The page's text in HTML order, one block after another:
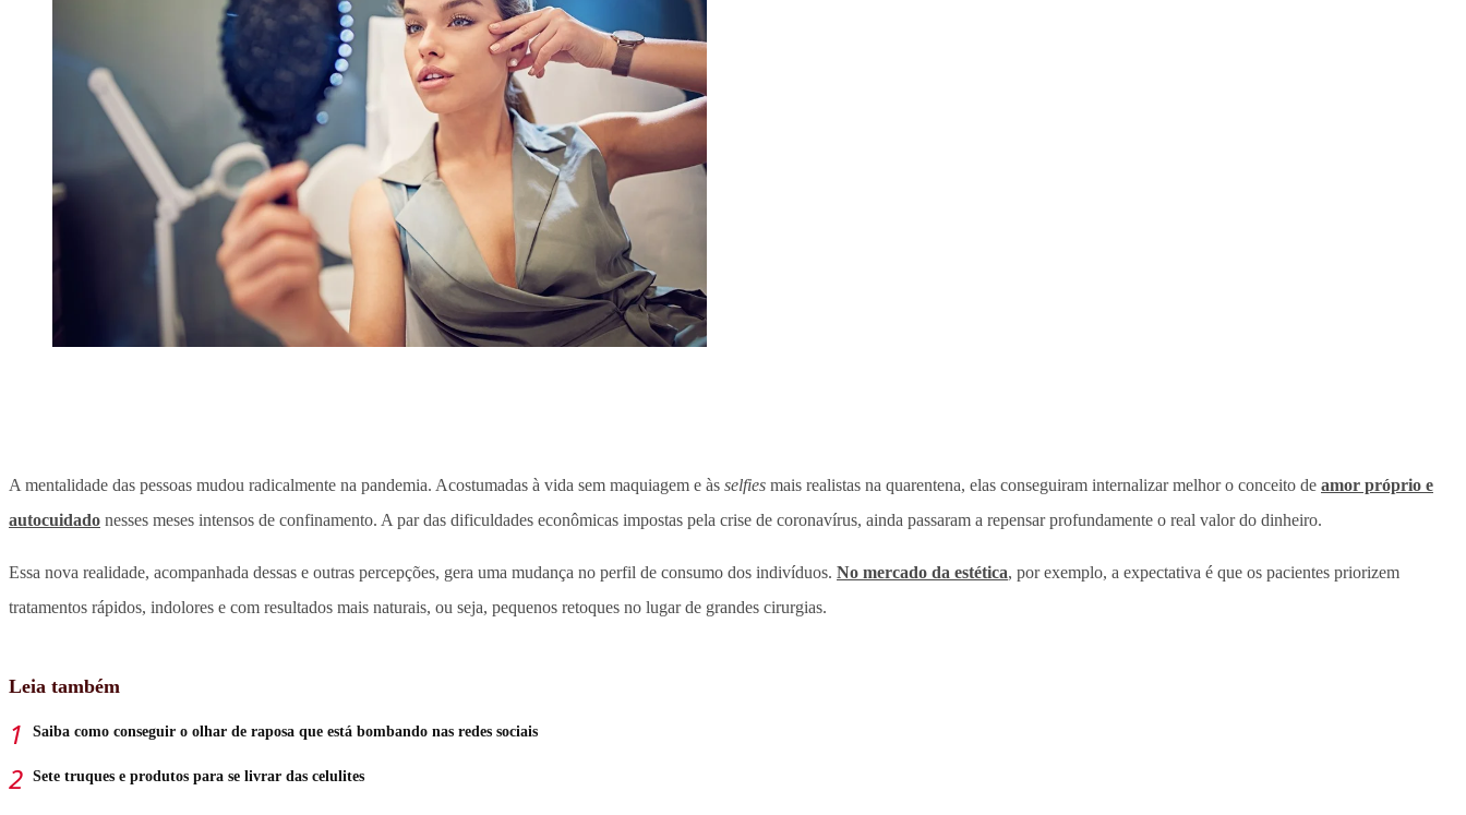
A mentalidade das pessoas mudou radicalmente na pandemia. Acostumadas à vida sem maquiagem e às selfies mais realistas na quarentena, elas conseguiram internalizar melhor o conceito de amor próprio e
autocuidado nesses meses intensos de confinamento. A par das dificuldades econômicas impostas pela crise de coronavírus, ainda passaram a repensar profundamente o real valor do dinheiro.
Essa nova realidade, acompanhada dessas e outras percepções, gera uma mudança no perfil de consumo dos indivíduos. No mercado da estética, por exemplo, a expectativa é que os pacientes priorizem
tratamentos rápidos, indolores e com resultados mais naturais, ou seja, pequenos retoques no lugar de grandes cirurgias.
Leia também
Saiba como conseguir o olhar de raposa que está bombando nas redes sociais
Sete truques e produtos para se livrar das celulites